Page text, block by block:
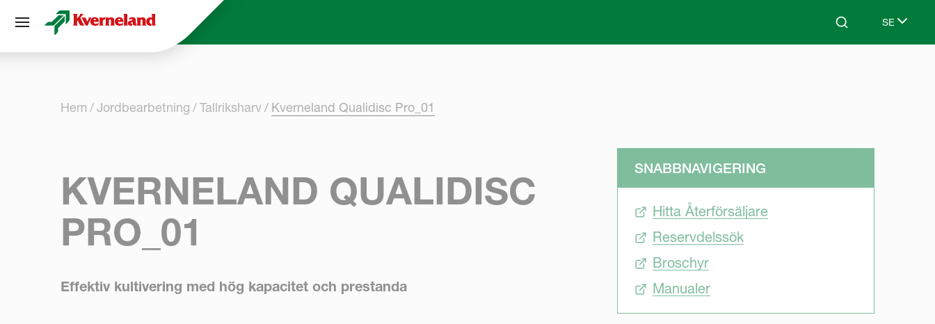
Search SE
Select
Hem Jordbearbetning Tallriksharv Kverneland Qualidisc Pro_01
KVERNELAND QUALIDISC
PRO_01
Effektiv kultivering med hög kapacitet och prestanda
SNABBNAVIGERING
Hitta Återförsäljare
Reservdelssök
Broschyr
Manualer
Cookie- hanteringspanel